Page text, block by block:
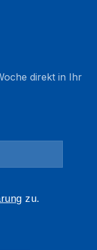
direkt in Ihr